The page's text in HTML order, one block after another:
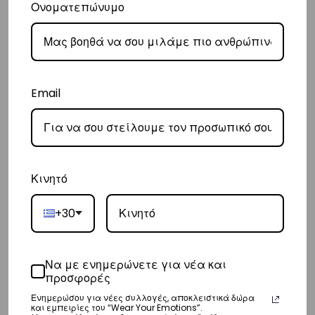
ημέρες.
Ευρώπη
– Τα έξοδα αποστολής για όλο την Ευρώπη είναι στα€25.
– Οι χρόνοι παράδοσης κυμαίνονται συνήθως από 3-8 εργάσιμες
ημέρες.
Διεθνή
– Τα έξοδα αποστολής για όλο τον υπόλοιπο κόσμο είναι στα
€35
– Η συνεργαζόμενη εταιρεία ταχυμεταφορών,
– Οι χρόνοι παράδοσης κυμαίνονται συνήθως από 3-10 εργάσιμες
Ονοματεπώνυμο
Email
Κινητό
+30
Να με ενημερώνετε για νέα και
προσφορές
Ενημερώσου για νέες συλλογές, αποκλειστικά δώρα
και εμπειρίες του “Wear Your Emotions”.